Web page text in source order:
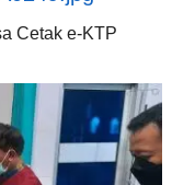
Cetak e-KTP